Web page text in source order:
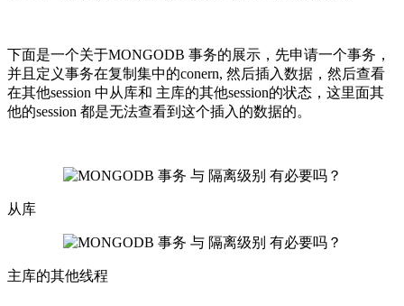
下面是一个关于MONGODB 事务的展示，先申请一个事务，
并且定义事务在复制集中的conern, 然后插入数据，然后查看
在其他session 中从库和 主库的其他session的状态，这里面其
他的session 都是无法查看到这个插入的数据的。
从库
主库的其他线程